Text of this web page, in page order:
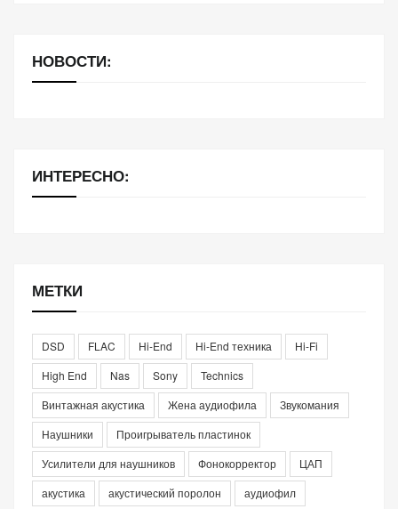
НОВОСТИ:
ИНТЕРЕСНО:
МЕТКИ
DSD FLAC Hi-End Hi-End техника
Hi-Fi
High End
Nas Sony
Technics
Винтажная акустика
Жена аудиофила
Звукомания
Наушники
Проигрыватель пластинок
Усилители для наушников
Фонокорректор
ЦАП
акустика
акустический поролон
аудиофил